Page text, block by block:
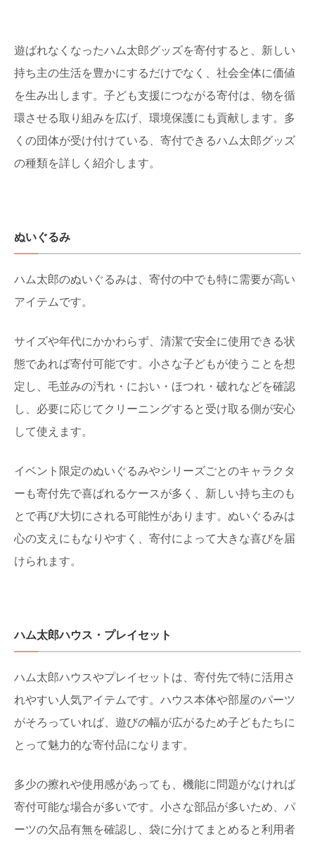
遊ばれなくなったハム太郎グッズを寄付すると、新しい
持ち主の生活を豊かにするだけでなく、社会全体に価値
を生み出します。子ども支援につながる寄付は、物を循
環させる取り組みを広げ、環境保護にも貢献します。多
くの団体が受け付けている、寄付できるハム太郎グッズ
の種類を詳しく紹介します。
ぬいぐるみ
ハム太郎のぬいぐるみは、寄付の中でも特に需要が高い
アイテムです。
サイズや年代にかかわらず、清潔で安全に使用できる状
態であれば寄付可能です。小さな子どもが使うことを想
定し、毛並みの汚れ・におい・ほつれ・破れなどを確認
し、必要に応じてクリーニングすると受け取る側が安心
して使えます。
イベント限定のぬいぐるみやシリーズごとのキャラクタ
ーも寄付先で喜ばれるケースが多く、新しい持ち主のも
とで再び大切にされる可能性があります。ぬいぐるみは
心の支えにもなりやすく、寄付によって大きな喜びを届
けられます。
ハム太郎ハウス・プレイセット
ハム太郎ハウスやプレイセットは、寄付先で特に活用さ
れやすい人気アイテムです。ハウス本体や部屋のパーツ
がそろっていれば、遊びの幅が広がるため子どもたちに
とって魅力的な寄付品になります。
多少の擦れや使用感があっても、機能に問題がなければ
寄付可能な場合が多いです。小さな部品が多いため、パ
ーツの欠品有無を確認し、袋に分けてまとめると利用者